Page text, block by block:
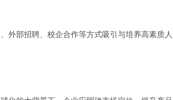
外部招聘、校企合作等方式吸引与培养高素质人